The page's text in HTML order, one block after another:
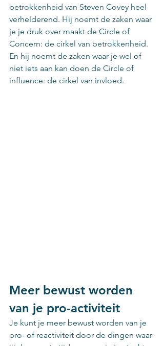
betrokkenheid van Steven Covey heel
verhelderend. Hij noemt de zaken waar
je je druk over maakt de Circle of
Concern: de cirkel van betrokkenheid.
En hij noemt de zaken waar je wel of
niet iets aan kan doen de Circle of
influence: de cirkel van invloed.
Meer bewust worden
van je pro-activiteit
Je kunt je meer bewust worden van je
pro- of reactiviteit door de dingen waar